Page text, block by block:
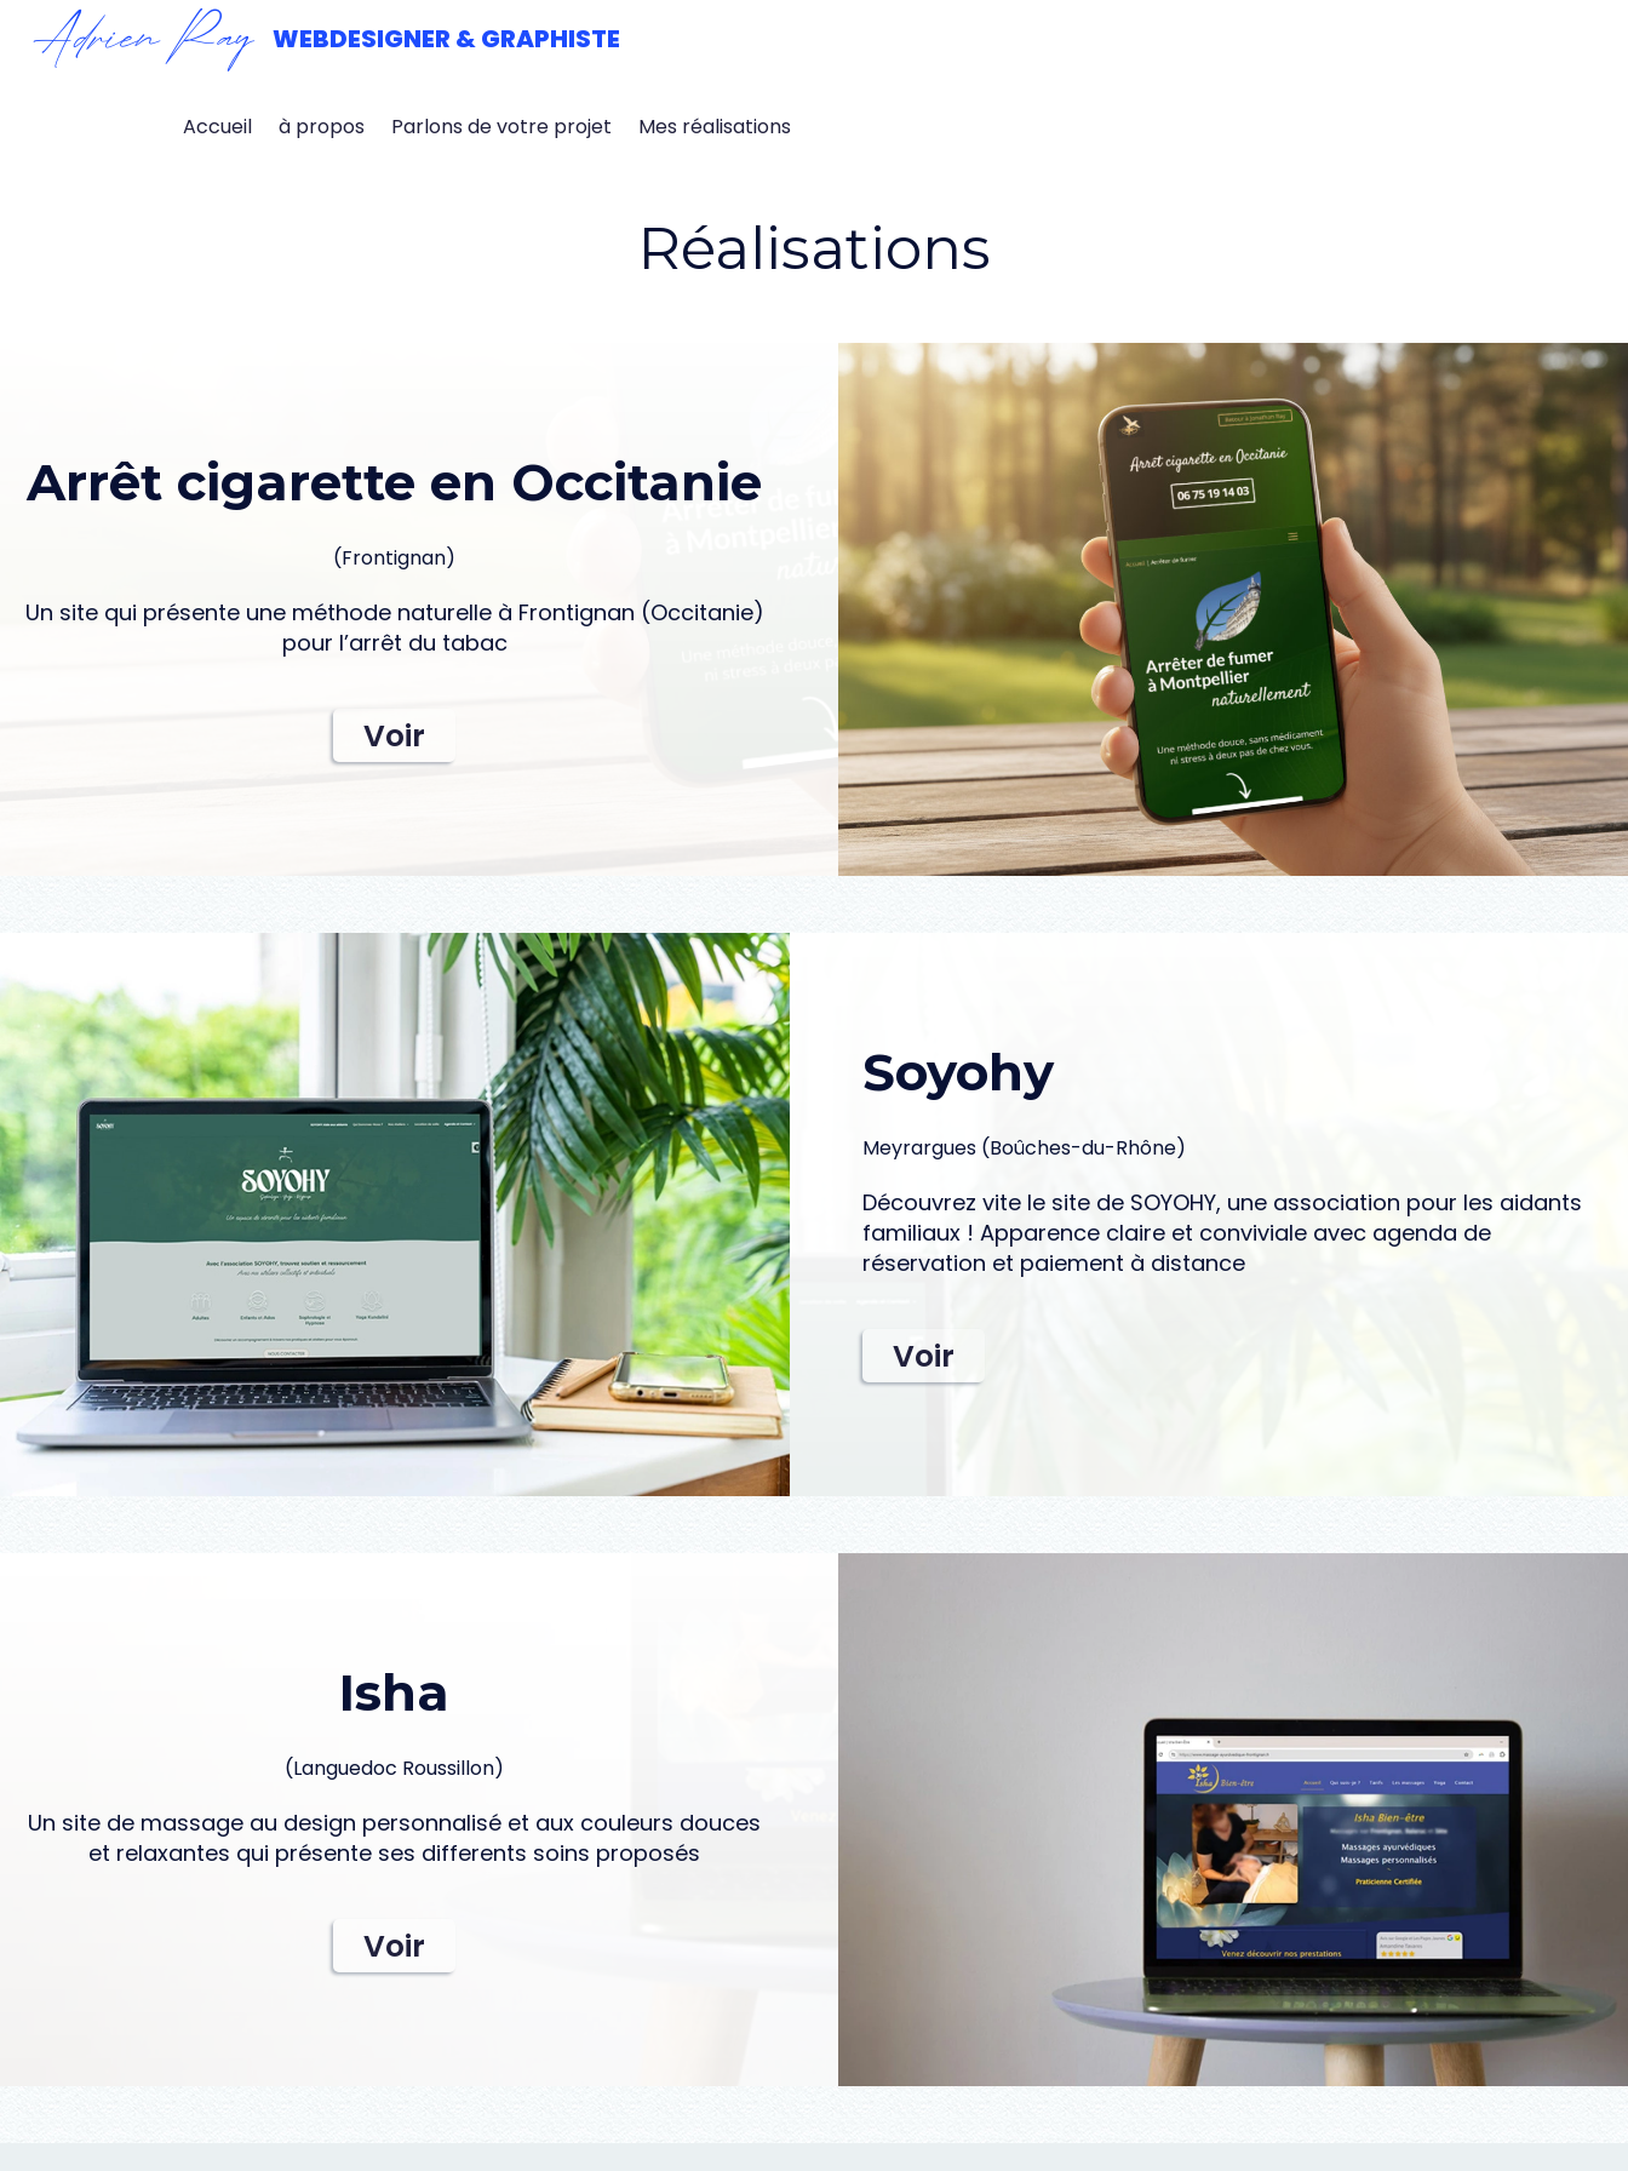
Adrien Ray WEBDESIGNER & GRAPHISTE
Accueil à propos Parlons de votre projet Mes réalisations
Réalisations
Arrêt cigarette en Occitanie
(Frontignan)
Un site qui présente une méthode naturelle à Frontignan (Occitanie)
pour l’arrêt du tabac
Voir
Soyohy
Meyrargues (Boûches-du-Rhône)
Découvrez vite le site de SOYOHY, une association pour les aidants
familiaux ! Apparence claire et conviviale avec agenda de
réservation et paiement à distance
Voir
Isha
(Languedoc Roussillon)
Un site de massage au design personnalisé et aux couleurs douces
et relaxantes qui présente ses differents soins proposés
Voir